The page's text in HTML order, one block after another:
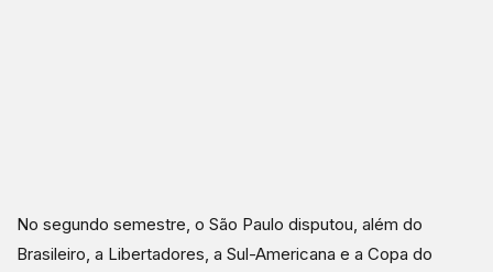
No segundo semestre, o São Paulo disputou, além do
Brasileiro, a Libertadores, a Sul-Americana e a Copa do